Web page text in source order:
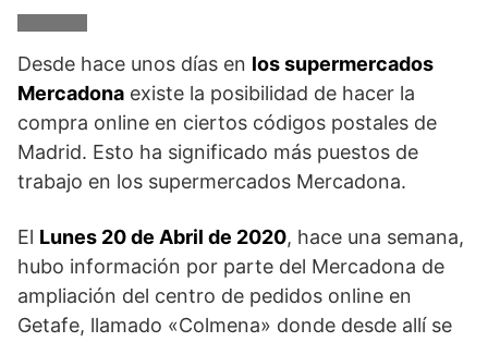
Desde hace unos días en los supermercados
Mercadona existe la posibilidad de hacer la
compra online en ciertos códigos postales de
Madrid. Esto ha significado más puestos de
trabajo en los supermercados Mercadona.
El Lunes 20 de Abril de 2020, hace una semana,
hubo información por parte del Mercadona de
ampliación del centro de pedidos online en
Getafe, llamado «Colmena» donde desde allí se